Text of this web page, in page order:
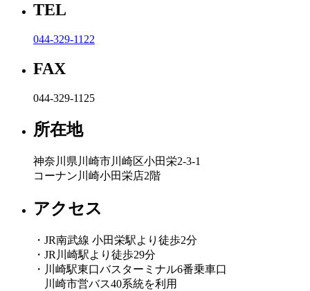
TEL
044-329-1122
FAX
044-329-1125
所在地
神奈川県川崎市川崎区小田栄2-3-1
コーナン川崎小田栄店2階
アクセス
・JR南武線 小田栄駅より徒歩2分
・JR川崎駅より徒歩29分
・川崎駅東口バスターミナル6番乗車口
川崎市営バス40系統を利用